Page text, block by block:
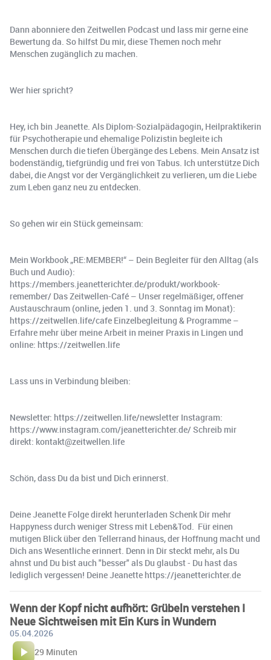
Dann abonniere den Zeitwellen Podcast und lass mir gerne eine
Bewertung da. So hilfst Du mir, diese Themen noch mehr
Menschen zugänglich zu machen.
Wer hier spricht?
Hey, ich bin Jeanette. Als Diplom-Sozialpädagogin, Heilpraktikerin
für Psychotherapie und ehemalige Polizistin begleite ich
Menschen durch die tiefen Übergänge des Lebens. Mein Ansatz ist
bodenständig, tiefgründig und frei von Tabus. Ich unterstütze Dich
dabei, die Angst vor der Vergänglichkeit zu verlieren, um die Liebe
zum Leben ganz neu zu entdecken.
So gehen wir ein Stück gemeinsam:
Mein Workbook „RE:MEMBER!“ – Dein Begleiter für den Alltag (als
Buch und Audio):
https://members.jeanetterichter.de/produkt/workbook-
remember/ Das Zeitwellen-Café – Unser regelmäßiger, offener
Austauschraum (online, jeden 1. und 3. Sonntag im Monat):
https://zeitwellen.life/cafe Einzelbegleitung & Programme –
Erfahre mehr über meine Arbeit in meiner Praxis in Lingen und
online: https://zeitwellen.life
Lass uns in Verbindung bleiben:
Newsletter: https://zeitwellen.life/newsletter Instagram:
https://www.instagram.com/jeanetterichter.de/ Schreib mir
direkt: kontakt@zeitwellen.life
Schön, dass Du da bist und Dich erinnerst.
Deine Jeanette Folge direkt herunterladen Schenk Dir mehr
Happyness durch weniger Stress mit Leben&Tod. ️ Für einen
mutigen Blick über den Tellerrand hinaus, der Hoffnung macht und
Dich ans Wesentliche erinnert. Denn in Dir steckt mehr, als Du
ahnst und Du bist auch "besser" als Du glaubst - Du hast das
lediglich vergessen! Deine Jeanette https://jeanetterichter.de
Wenn der Kopf nicht aufhört: Grübeln verstehen I
Neue Sichtweisen mit Ein Kurs in Wundern
05.04.2026
29 Minuten